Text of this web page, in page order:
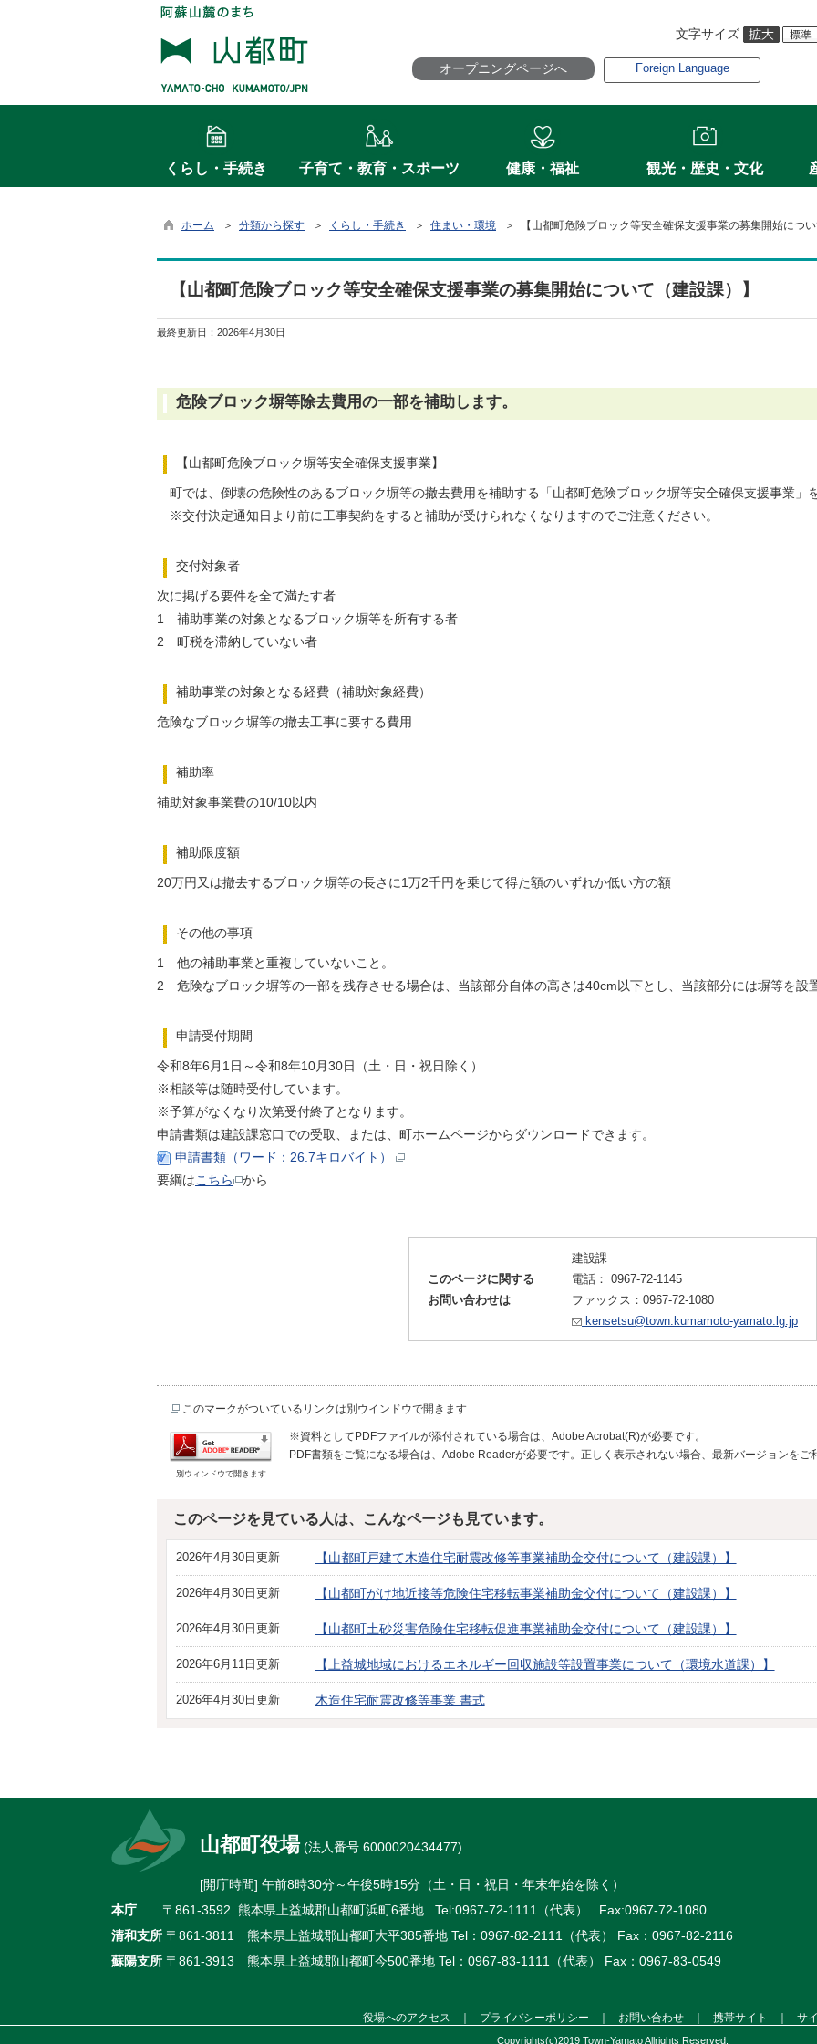
文字サイズ
オープニングページへ Foreign Language
くらし・手続き 子育て・教育・スポーツ 健康・福祉 観光・歴史・文化
ホーム ＞ 分類から探す ＞ くらし・手続き ＞ 住まい・環境 ＞ 【山都町危険ブロック等安全確保支援事業の募集開始につい
【山都町危険ブロック等安全確保支援事業の募集開始について（建設課）】
最終更新日： 2026年4月30日
危険ブロック塀等除去費用の一部を補助します。
【山都町危険ブロック塀等安全確保支援事業】
町では、倒壊の危険性のあるブロック塀等の撤去費用を補助する「山都町危険ブロック塀等安全確保支援事業」
※交付決定通知日より前に工事契約をすると補助が受けられなくなりますのでご注意ください。
交付対象者
次に掲げる要件を全て満たす者
1 補助事業の対象となるブロック塀等を所有する者
2 町税を滞納していない者
補助事業の対象となる経費（補助対象経費）
危険なブロック塀等の撤去工事に要する費用
補助率
補助対象事業費の10/10以内
補助限度額
20万円又は撤去するブロック塀等の長さに1万2千円を乗じて得た額のいずれか低い方の額
その他の事項
1 他の補助事業と重複していないこと。
2 危険なブロック塀等の一部を残存させる場合は、当該部分自体の高さは40cm以下とし、当該部分には塀等を設
申請受付期間
令和8年6月1日～令和8年10月30日（土・日・祝日除く）
※相談等は随時受付しています。
※予算がなくなり次第受付終了となります。
申請書類は建設課窓口での受取、または、町ホームページからダウンロードできます。
申請書類（ワード：26.7キロバイト）
要綱はこちら から
このページに関する
お問い合わせは
建設課
電話： 0967-72-1145
ファックス：0967-72-1080
kensetsu@town.kumamoto-yamato.lg.jp
このマークがついているリンクは別ウインドウで開きます
別ウィンドウで開きます
※資料としてPDFファイルが添付されている場合は、Adobe Acrobat(R)が必要です。
PDF書類をご覧になる場合は、Adobe Readerが必要です。正しく表示されない場合、最新バージョンをご
このページを見ている人は、こんなページも見ています。
2026年4月30日更新 【山都町戸建て木造住宅耐震改修等事業補助金交付について（建設課）】
2026年4月30日更新 【山都町がけ地近接等危険住宅移転事業補助金交付について（建設課）】
2026年4月30日更新 【山都町土砂災害危険住宅移転促進事業補助金交付について（建設課）】
2026年6月11日更新 【上益城地域におけるエネルギー回収施設等設置事業について（環境水道課）】
2026年4月30日更新 木造住宅耐震改修等事業 書式
山都町役場(法人番号 6000020434477)
[開庁時間] 午前8時30分～午後5時15分（土・日・祝日・年末年始を除く）
本庁 〒861-3592 熊本県上益城郡山都町浜町6番地 Tel:0967-72-1111（代表）
Fax:0967-72-1080
清和支所 〒861-3811 熊本県上益城郡山都町大平385番地 Tel： 0967-82-2111（代表）
Fax：0967-82-2116
蘇陽支所 〒861-3913 熊本県上益城郡山都町今500番地 Tel： 0967-83-1111（代表） Fax：0967-83-0549
役場へのアクセス ｜ プライバシーポリシー ｜ お問い合わせ ｜ 携帯サイト ｜ サ
Copyrights(c)2019 Town-Yamato Allrights Reserved.